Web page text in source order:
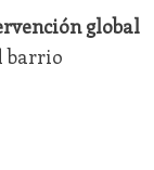
global
barrio